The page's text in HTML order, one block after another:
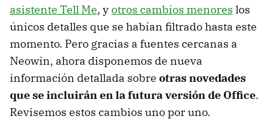
asistente Tell Me, yotros cambios menores los
únicos detalles que se habían filtrado hasta este
momento. Pero gracias a fuentes cercanas a
Neowin, ahora disponemos de nueva
información detallada sobre otras novedades
que se incluirán en la futura versión de Office.
Revisemos estos cambios uno por uno.